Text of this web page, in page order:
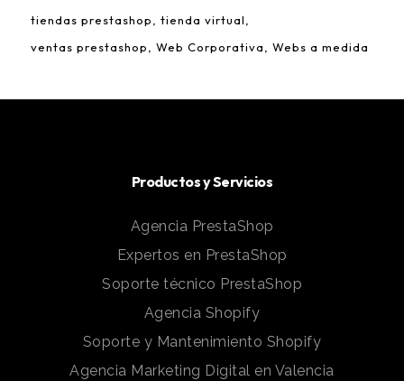
tiendas prestashop
tienda virtual
ventas prestashop
Web Corporativa Webs a medida
Productos y Servicios
Agencia PrestaShop
Expertos en PrestaShop
Soporte técnico PrestaShop
Agencia Shopify
Soporte y Mantenimiento Shopify
Agencia Marketing Digital en Valencia